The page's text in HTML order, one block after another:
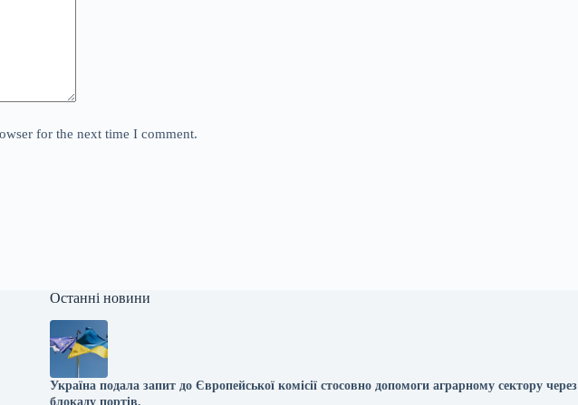
for the next time I comment.
Останні новини
Україна подала запит до Європейської комісії стосовно допомоги аграрному сектору через
блокаду портів.